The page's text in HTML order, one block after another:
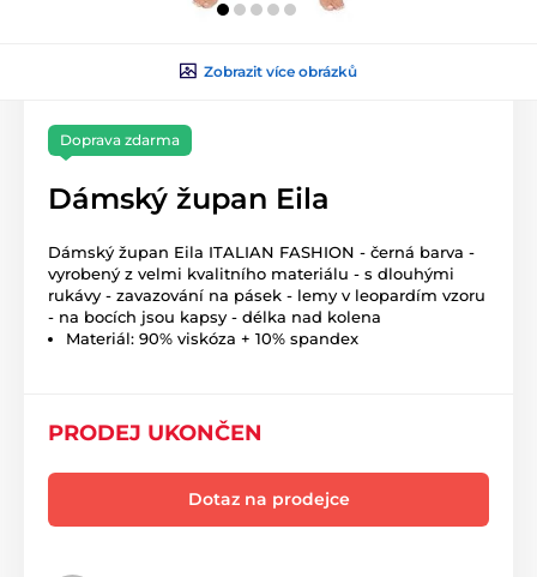
Zobrazit více obrázků
Doprava zdarma
Dámský župan Eila
Dámský župan Eila ITALIAN FASHION - černá barva -
vyrobený z velmi kvalitního materiálu - s dlouhými
rukávy - zavazování na pásek - lemy v leopardím vzoru
- na bocích jsou kapsy - délka nad kolena
Materiál: 90% viskóza + 10% spandex
PRODEJ UKONČEN
Dotaz na prodejce